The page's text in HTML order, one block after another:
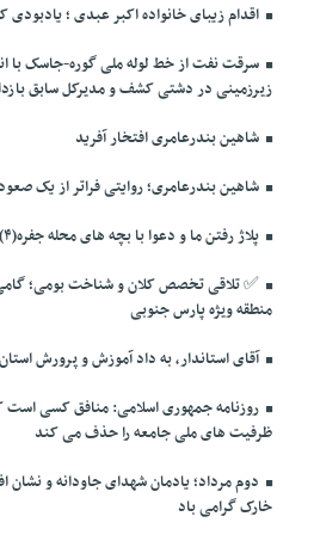
اقدام زیبای خانواده اکبر عبدی ؛
سرقت نفت از خط لوله ملی گوره-جاسک با
زیرزمینی در دشتی کشف و مدیرکل سابق
شاهین بندرعامری افتخار آفرید
شاهین بندرعامری؛ روایتی فراتر از یک
پلاژ رفتن ما و دعوا با بچه های محله جفره(۴)
✅️ تلاقی تخصص کلان و شناخت بومی؛
منطقه ویژه پارس جنوبی
آقای استاندار، به داد آموزش و پرورش
روزنامه جمهوری اسلامی: منافق کسی است
ظرفیت های ملی جامعه را حذف می کند
دوم مرداد؛ یادمان شهدای جاودانه و نشان
خارک گرامی باد